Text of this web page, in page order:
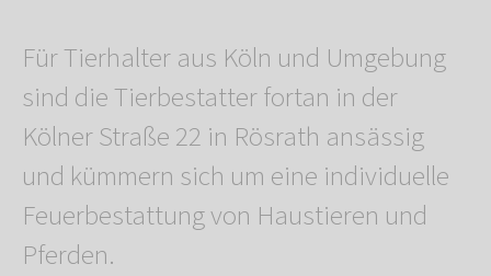
Für Tierhalter aus Köln und Umgebung
sind die Tierbestatter fortan in der
Kölner Straße 22 in Rösrath ansässig
und kümmern sich um eine individuelle
Feuerbestattung von Haustieren und
Pferden.